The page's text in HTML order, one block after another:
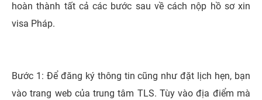
hoàn thành tất cả các bước sau về cách nộp hồ sơ xin
visa Pháp.
Bước 1: Để đăng ký thông tin cũng như đặt lịch hẹn, bạn
vào trang web của trung tâm TLS. Tùy vào địa điểm mà